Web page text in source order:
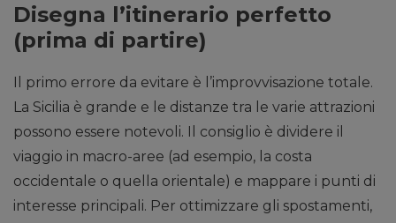
Disegna l’itinerario perfetto
(prima di partire)
Il primo errore da evitare è l’improvvisazione totale.
La Sicilia è grande e le distanze tra le varie attrazioni
possono essere notevoli. Il consiglio è dividere il
viaggio in macro-aree (ad esempio, la costa
occidentale o quella orientale) e mappare i punti di
interesse principali. Per ottimizzare gli spostamenti,